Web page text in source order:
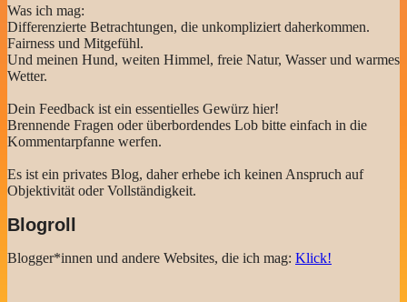
Was ich mag:
Differenzierte Betrachtungen, die unkompliziert daherkommen.
Fairness und Mitgefühl.
Und meinen Hund, weiten Himmel, freie Natur, Wasser und warmes
Wetter.
Dein Feedback ist ein essentielles Gewürz hier!
Brennende Fragen oder überbordendes Lob bitte einfach in die
Kommentarpfanne werfen.
Es ist ein privates Blog, daher erhebe ich keinen Anspruch auf
Objektivität oder Vollständigkeit.
Blogroll
Blogger*innen und andere Websites, die ich mag: Klick!